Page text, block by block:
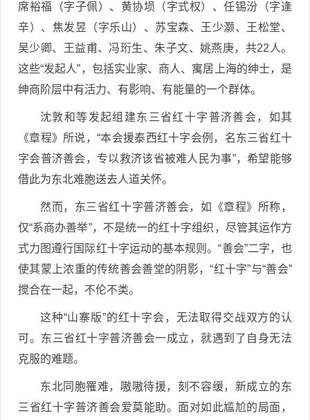
席裕福（字子佩）、黄协埙（字式权）、任锡汾（字逢
辛）、焦发昱（字乐山）、苏宝森、王少灏、王松堂、
吴少卿、王益甫、冯珩生、朱子文、姚燕庚，共22人。
这些“发起人”，包括实业家、商人、寓居上海的绅士，是
绅商阶层中有活力、有影响、有能量的一个群体。
沈敦和等发起组建东三省红十字普济善会，如其
《章程》所说，“本会援泰西红十字会例，名东三省红十
字会普济善会，专以救济该省被难人民为事”，希望能够
借此为东北难胞送去人道关怀。
然而，东三省红十字普济善会，如《章程》所称，
仅“系商办善举”，不是统一的红十字组织，尽管其运作方
式力图遵行国际红十字运动的基本规则。“善会”二字，也
使其蒙上浓重的传统善会善堂的阴影，“红十字”与“善会”
搅合在一起，不伦不类。
这种“山寨版”的红十字会，无法取得交战双方的认
可。东三省红十字普济善会一成立，就遇到了自身无法
克服的难题。
东北同胞罹难，嗷嗷待援，刻不容缓，新成立的东
三省红十字普济善会爱莫能助。面对如此尴尬的局面，